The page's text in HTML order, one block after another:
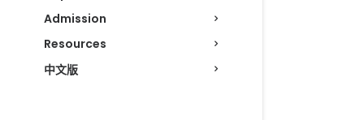
Admission
Resources
中文版